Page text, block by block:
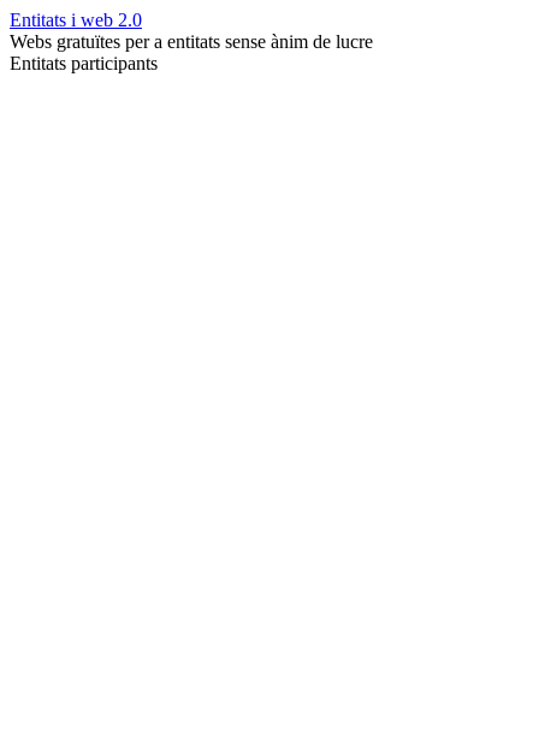
Entitats i web 2.0
Webs gratuïtes per a entitats sense ànim de lucre
Entitats participants